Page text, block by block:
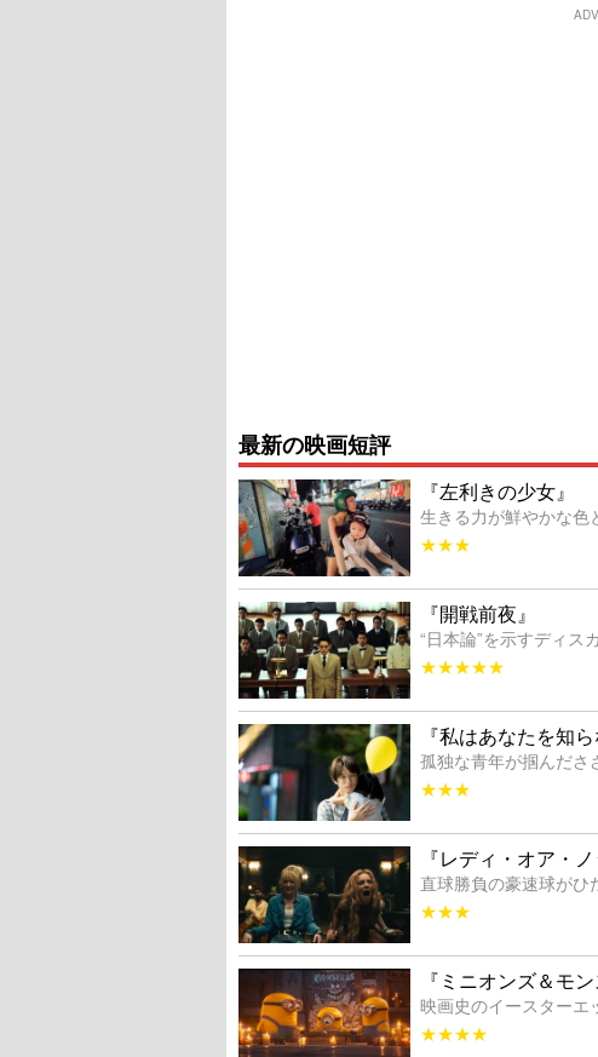
最新の映画短評
『左利きの少女』
生きる力が鮮やかな色
★★★
『開戦前夜』
“日本論”を示すディス
★★★★★
『私はあなたを知ら
孤独な青年が掴んださ
★★★
『レディ・オア・ノ
直球勝負の豪速球がひ
★★★
『ミニオンズ＆モン
映画史のイースターエ
★★★★